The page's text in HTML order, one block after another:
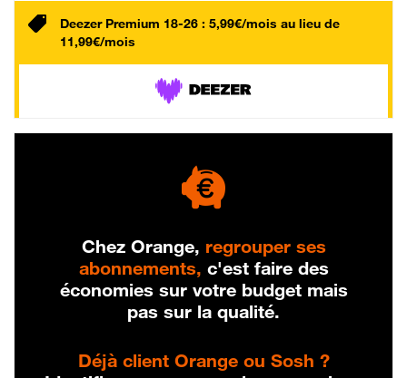
Deezer Premium 18-26 : 5,99€/mois au lieu de
11,99€/mois
Chez Orange, regrouper ses
abonnements, c'est faire des
économies sur votre budget mais
pas sur la qualité.
Déjà client Orange ou Sosh ?